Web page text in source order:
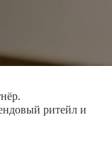
ритейл и